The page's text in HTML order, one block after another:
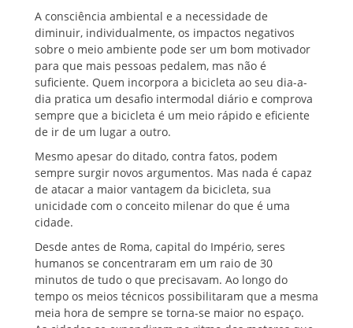
A consciência ambiental e a necessidade de
diminuir, individualmente, os impactos negativos
sobre o meio ambiente pode ser um bom motivador
para que mais pessoas pedalem, mas não é
suficiente. Quem incorpora a bicicleta ao seu dia-a-
dia pratica um desafio intermodal diário e comprova
sempre que a bicicleta é um meio rápido e eficiente
de ir de um lugar a outro.
Mesmo apesar do ditado, contra fatos, podem
sempre surgir novos argumentos. Mas nada é capaz
de atacar a maior vantagem da bicicleta, sua
unicidade com o conceito milenar do que é uma
cidade.
Desde antes de Roma, capital do Império, seres
humanos se concentraram em um raio de 30
minutos de tudo o que precisavam. Ao longo do
tempo os meios técnicos possibilitaram que a mesma
meia hora de sempre se torna-se maior no espaço.